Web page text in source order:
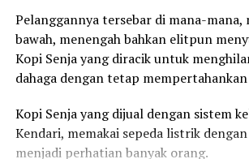
Selain itu, perluasan implementasi
Sulawesi Tenggara juga diwujudkan
TABE DI (TAnam caBE kenDalikan
lainnya di berbagai daerah, yang juga
millenial, Himpunan Ekonomi dan
Pelanggannya tersebar di mana-mana,
bawah, menengah bahkan elitpun
Kopi Senja yang diracik untuk
dahaga dengan tetap
Kopi Senja yang dijual dengan sistem
Kendari, memakai sepeda listrik
menjadi perhatian banyak orang.